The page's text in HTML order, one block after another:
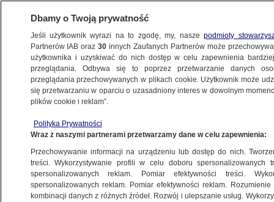
WARSZAWA
MOKOTÓW
dwójki dzieci sam się zgłosił na policję
30.05.2025, 15:55
Posłuchaj artykułu
Czyta lektor AI
Dbamy o Twoją prywatność
Jeśli użytkownik wyrazi na to zgodę, my, naszepodmioty
Partnerów IAB oraz30 innych Zaufanych Partnerów może
użytkownika i uzyskiwać do nich dostęp w celu zapewnienia
przeglądania. Odbywa się to poprzez przetwarzanie danych
przeglądania przechowywanych w plikach cookie. Użytkownik może
się przetwarzaniu w oparciu o uzasadniony interes w dowolnym
plików cookie i reklam”.
Polityka Prywatności
Wraz z naszymi partnerami przetwarzamy dane w celu zapewnienia:
Przechowywanie informacji na urządzeniu lub dostęp do nich.
treści. Wykorzystywanie profili w celu doboru spersonalizowanych
spersonalizowanych reklam. Pomiar efektywności treści.
spersonalizowanych reklam. Pomiar efektywności reklam.
kombinacji danych z różnych źródeł. Rozwój i ulepszanie usług.